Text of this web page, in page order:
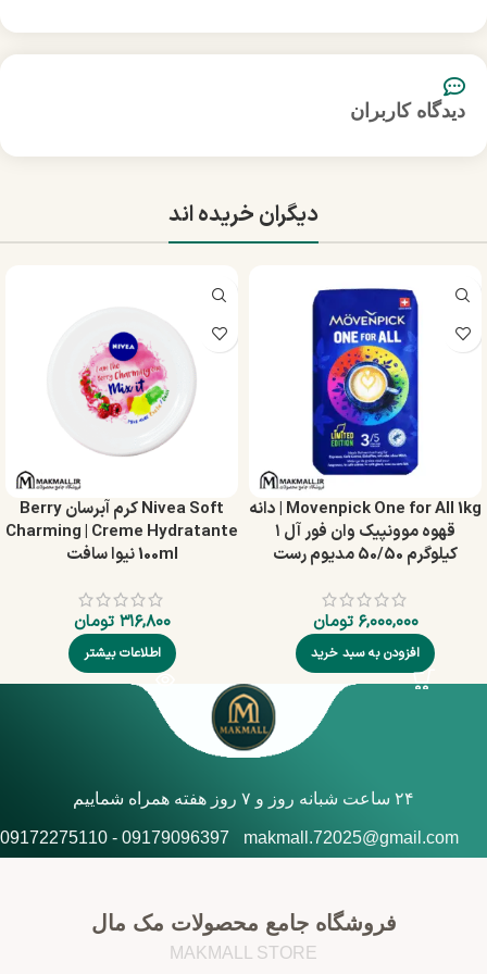
دیدگاه کاربران
دیگران خریده اند
Movenpick One for All 1kg | دانه
قهوه موونپیک وان فور آل ۱
کیلوگرم 50/50 مدیوم رست
۶,۰۰۰,۰۰۰ تومان
افزودن به سبد خرید
Nivea Soft کرم آبرسان Berry
Charming | Creme Hydratante
100ml نیوا سافت
۳۱۶,۸۰۰ تومان
اطلاعات بیشتر
۲۴ ساعت شبانه روز و ۷ روز هفته همراه شماییم
makmall.72025@gmail.com
09179096397 - 09172275110
فروشگاه جامع محصولات مک مال
MAKMALL STORE